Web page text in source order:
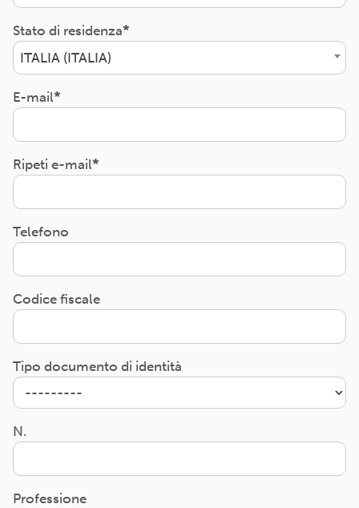
Stato di residenza
ITALIA (ITALIA)
E-mail
Ripeti e-mail
Telefono
Codice fiscale
Tipo documento di identità
N.
Professione